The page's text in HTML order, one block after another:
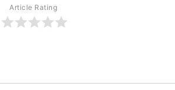
Article Rating